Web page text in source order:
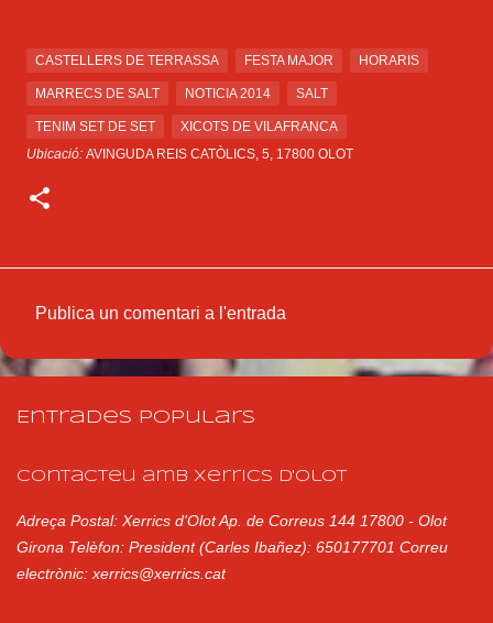
CASTELLERS DE TERRASSA FESTA MAJOR HORARIS
MARRECS DE SALT NOTICIA 2014 SALT
TENIM SET DE SET
XICOTS DE VILAFRANCA
Ubicació: AVINGUDA REIS CATÒLICS, 5, 17800 OLOT
o
a
r
i
Publica un comentari a l'entrada
Entrades populars
Contacteu amb Xerrics d'Olot
Adreça Postal: Xerrics d'Olot Ap. de Correus 144 17800 - Olot
Girona Telèfon: President (Carles Ibañez): 650177701 Correu
electrònic: xerrics@xerrics.cat